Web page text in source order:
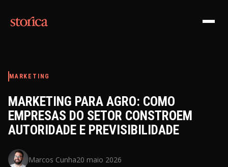
MARKETING
MARKETING PARA AGRO: COMO
EMPRESAS DO SETOR CONSTROEM
AUTORIDADE E PREVISIBILIDADE
Marcos Cunha20 maio 2026